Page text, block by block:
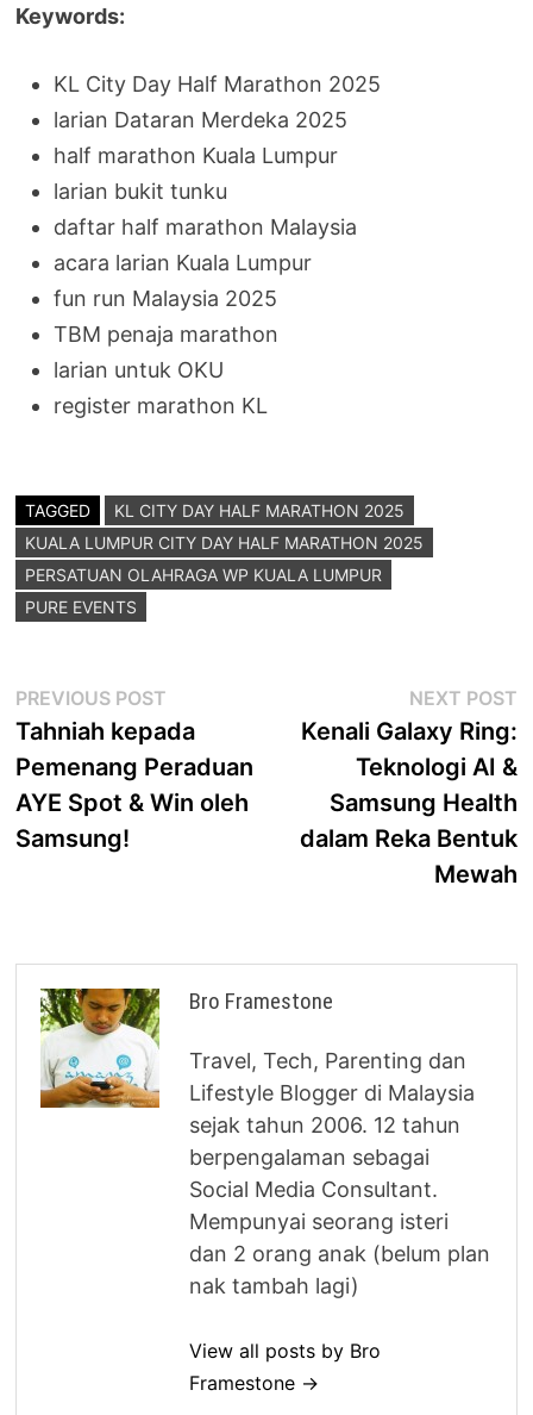
Keywords:
KL City Day Half Marathon 2025
larian Dataran Merdeka 2025
half marathon Kuala Lumpur
larian bukit tunku
daftar half marathon Malaysia
acara larian Kuala Lumpur
fun run Malaysia 2025
TBM penaja marathon
larian untuk OKU
register marathon KL
TAGGED
KL CITY DAY HALF MARATHON 2025
KUALA LUMPUR CITY DAY HALF MARATHON 2025
PERSATUAN OLAHRAGA WP KUALA LUMPUR
PURE EVENTS
Post
navigation
PREVIOUS POST
post:
Tahniah kepada
Pemenang Peraduan
AYE Spot & Win oleh
Samsung!
NEXT POST
Kenali Galaxy Ring:
Teknologi AI &
Samsung Health
dalam Reka Bentuk
Mewah
Bro Framestone
Travel, Tech, Parenting dan
Lifestyle Blogger di Malaysia
sejak tahun 2006. 12 tahun
berpengalaman sebagai
Social Media Consultant.
Mempunyai seorang isteri
dan 2 orang anak (belum plan
nak tambah lagi)
View all posts by Bro
Framestone →